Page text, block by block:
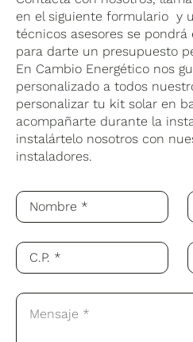
en el siguiente formulario y
técnicos asesores se
para darte un presupuesto
En Cambio Energético nos
personalizado a todos
personalizar tu kit solar en
acompañarte durante la
instalártelo nosotros con
instaladores.